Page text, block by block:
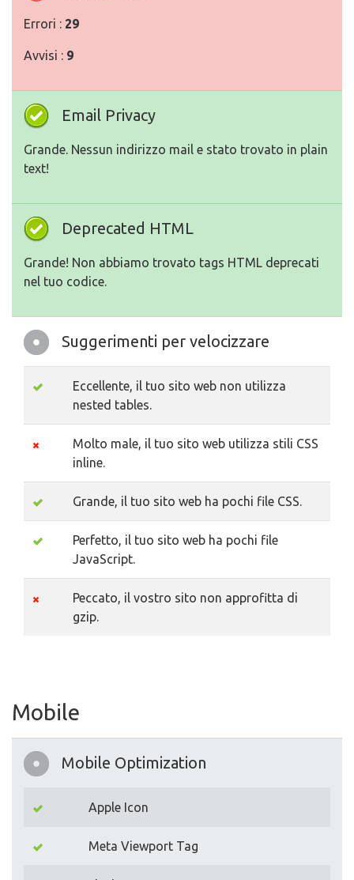
Errori : 29
Avvisi : 9
Email Privacy
Grande. Nessun indirizzo mail e stato trovato in plain
text!
Deprecated HTML
Grande! Non abbiamo trovato tags HTML deprecati
nel tuo codice.
Suggerimenti per velocizzare
Eccellente, il tuo sito web non utilizza
nested tables.
Molto male, il tuo sito web utilizza stili CSS
inline.
Grande, il tuo sito web ha pochi file CSS.
Perfetto, il tuo sito web ha pochi file
JavaScript.
Peccato, il vostro sito non approfitta di
gzip.
Mobile
Mobile Optimization
Apple Icon
Meta Viewport Tag